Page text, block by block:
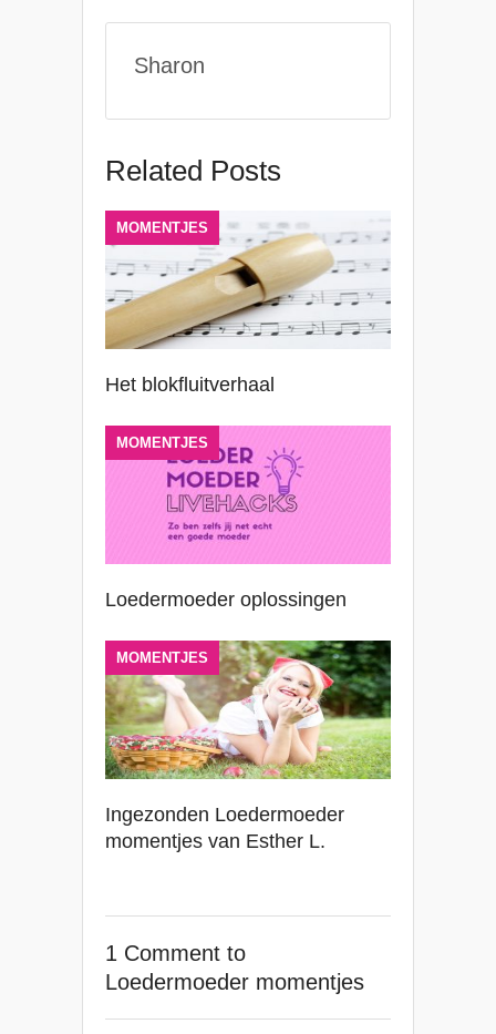
Sharon
Related Posts
Het blokfluitverhaal
MOMENTJES
Loedermoeder oplossingen
MOMENTJES
Ingezonden Loedermoeder
momentjes van Esther L.
MOMENTJES
1 Comment to
Loedermoeder momentjes